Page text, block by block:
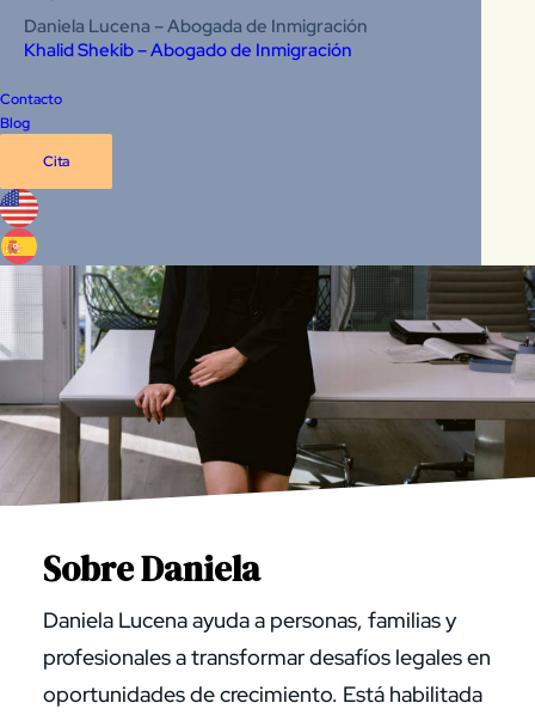
Daniela Lucena – Abogada de Inmigración
Khalid Shekib – Abogado de Inmigración
Contacto
Blog
Cita
Sobre Daniela
Daniela Lucena ayuda a personas, familias y
profesionales a transformar desafíos legales en
oportunidades de crecimiento. Está habilitada